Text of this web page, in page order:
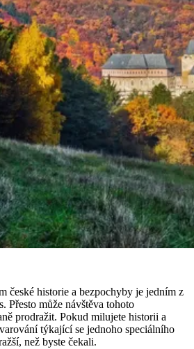
české historie a bezpochyby je jedním z
Přesto může návštěva tohoto
prodražit. Pokud milujete historii a
týkající se jednoho speciálního
než byste čekali.